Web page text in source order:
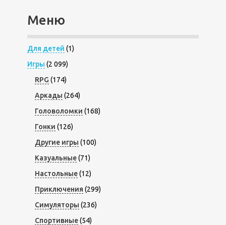
Меню
Для детей (1)
Игры (2 099)
RPG (174)
Аркады (264)
Головоломки (168)
Гонки (126)
Другие игры (100)
Казуальные(71)
Настольные(12)
Приключения (299)
Симуляторы (236)
Спортивные(54)